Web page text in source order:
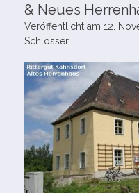
& Neues
Veröffentlicht am 12.
Schlösser